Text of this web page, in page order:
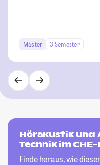
Master 3 Semester
Hörakustik und
Technik im
Finde heraus, wie